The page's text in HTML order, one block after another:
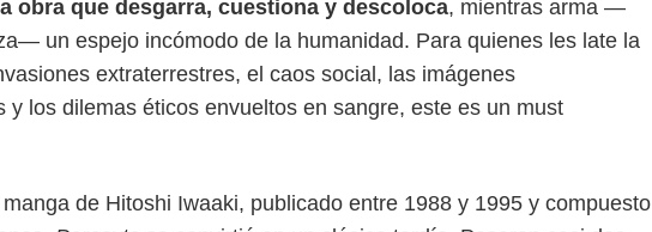
obra que desgarra, cuestiona y descoloca, mientras arma —
un espejo incómodo de la humanidad. Para quienes les late la
extraterrestres, el caos social, las imágenes
y los dilemas éticos envueltos en sangre, este es un must
de Hitoshi Iwaaki, publicado entre 1988 y 1995 y compuesto